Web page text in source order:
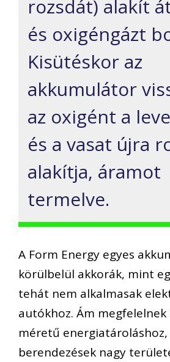
rozsdát) alakít
és oxigéngázt
Kisütéskor az
akkumulátor
az oxigént a
és a vasat újra
alakítja, áramot
termelve.
A Form Energy egyes
körülbelül akkorák, mint
tehát nem alkalmasak
autókhoz. Ám
méretű energiatároláshoz,
berendezések nagy